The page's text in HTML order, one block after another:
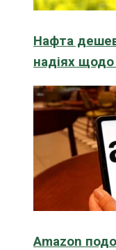
Нафта
надіях
Amazon